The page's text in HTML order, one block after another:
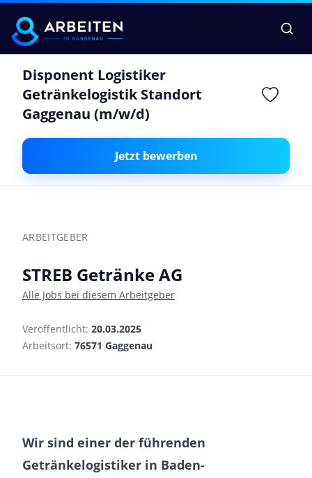
Disponent Logistiker
Getränkelogistik Standort
Gaggenau (m/w/d)
Jetzt bewerben
ARBEITGEBER
STREB Getränke AG
Alle Jobs bei diesem Arbeitgeber
Veröffentlicht: 20.03.2025
Arbeitsort: 76571 Gaggenau
Wir sind einer der führenden
Getränkelogistiker in Baden-